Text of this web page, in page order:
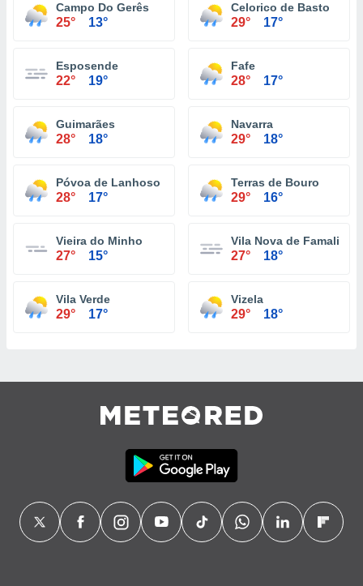
Campo Do Gerês
25° 13°
Celorico de Basto
29° 17°
Esposende
22° 19°
Fafe
28° 17°
Guimarães
28° 18°
Navarra
29° 18°
Póvoa de Lanhoso
28° 17°
Terras de Bouro
29° 16°
Vieira do Minho
27° 15°
Vila Nova de Famalicão
27° 18°
Vila Verde
29° 17°
Vizela
29° 18°